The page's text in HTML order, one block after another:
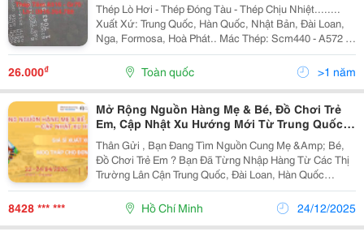
Thép Lò Hơi - Thép Đóng Tàu - Thép Chịu Nhiệt........
Xuất Xứ: Trung Quốc, Hàn Quốc, Nhật Bản, Đài Loan,
Nga, Formosa, Hoà Phát.. Mác Thép: Scm440 - A572 -
Ss400 - S355J2 - A515 - A516 - C45 - C50 - Ah36.........
+ Công Dụng: Dùng Trong Các...
26.000₫ Toàn quốc >1 năm
Mở Rộng Nguồn Hàng Mẹ & Bé, Đồ Chơi Trẻ
Em, Cập Nhật Xu Hướng Mới Từ Trung Quốc,
Hàn Quốc, Ấn Độ Và Khu Vực Châu Á
Thân Gửi , Bạn Đang Tìm Nguồn Cung Mẹ &Amp; Bé,
Đồ Chơi Trẻ Em ? Bạn Đã Từng Nhập Hàng Từ Các Thị
Trường Lân Cận Trung Quốc, Đài Loan, Hàn Quốc
Chưa? Nếu Chưa, Đây Chính Là Thời Điểm Lý Tưởng
Để Mở Rộng Mạng Lưới Nhà Cung Cấp Của Bạn Tại
8428 *** *** Hồ Chí Minh 24/12/2025